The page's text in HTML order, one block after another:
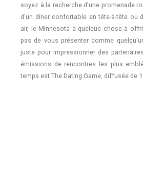
soyez à la recherche d'une promenade
d'un dîner confortable en tête-à-tête ou
air, le Minnesota a quelque chose à
pas de vous présenter comme
juste pour impressionner des
émissions de rencontres les plus
temps est The Dating Game, diffusée de